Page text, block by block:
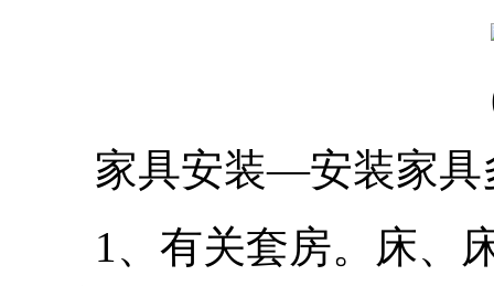
家具安装—安装家具
1、有关套房。床、床